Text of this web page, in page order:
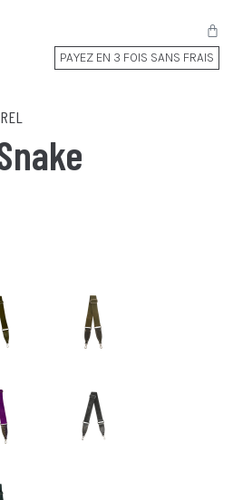
PAYEZ EN 3 FOIS SANS FRAIS